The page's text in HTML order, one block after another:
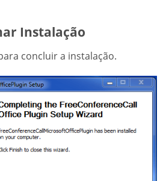
Instalação
concluir a instalação.